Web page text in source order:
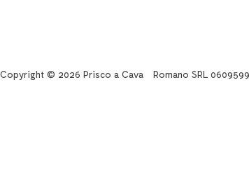
Copyright © 2026 Prisco a Cava Romano SRL